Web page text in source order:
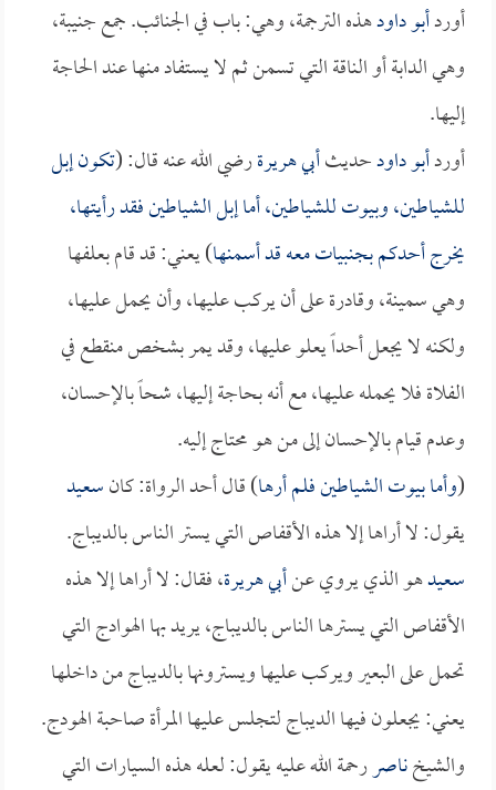
أوردأبو داودهذه الترجمة، وهي: باب في الجنائب. جمع جنيبة،
وهي الدابة أو الناقة التي تسمن ثم لا يستفاد منها عند الحاجة
إليها.
أوردأبو داودحديثأبي هريرةرضي الله عنه قال: (تكون إبل
للشياطين، وبيوت للشياطين، أما إبل الشياطين فقد رأيتها،
يخرج أحدكم بجنبيات معه قد أسمنها) يعني: قد قام بعلفها
وهي سمينة، وقادرة على أن يركب عليها، وأن يحمل عليها،
ولكنه لا يجعل أحداً يعلو عليها، وقد يمر بشخص منقطع في
الفلاة فلا يحمله عليها، مع أنه بحاجة إليها، شحاً بالإحسان،
وعدم قيام بالإحسان إلى من هو محتاج إليه.
(وأما بيوت الشياطين فلم أرها) قال أحد الرواة: كانسعيد
يقول: لا أراها إلا هذه الأقفاص التي يستر الناس بالديباج.
سعيدهو الذي يروي عنأبي هريرة، فقال: لا أراها إلا هذه
الأقفاص التي يسترها الناس بالديباج، يريد بها الهوادج التي
تحمل على البعير ويركب عليها ويسترونها بالديباج من داخلها
يعني: يجعلون فيها الديباج لتجلس عليها المرأة صاحبة الهودج.
والشيخناصررحمة الله عليه يقول: لعله هذه السيارات التي